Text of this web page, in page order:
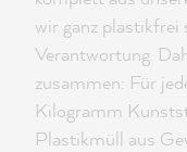
wir ganz plastikfrei
Verantwortung.
zusammen: Für
Kilogramm
Plastikmüll aus